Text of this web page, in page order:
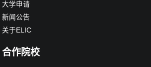
大学申请
新闻公告
关于ELIC
合作院校